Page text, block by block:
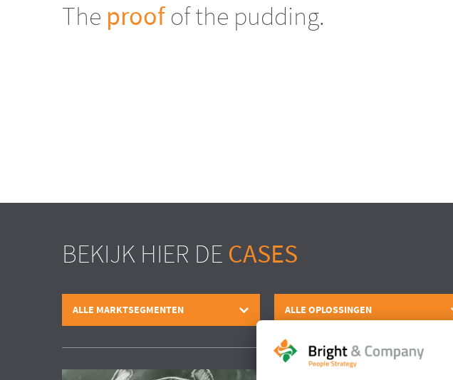
The proofof the pudding.
BEKIJK HIER DE CASES
ALLE MARKTSEGMENTEN ALLE OPLOSSINGEN